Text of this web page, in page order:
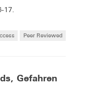
17.
Peer Reviewed
Gefahren